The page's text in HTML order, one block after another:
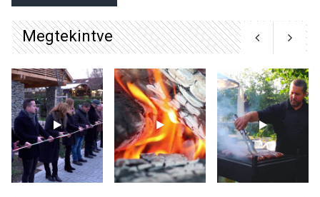
Bogdányban programokkal
teli búcsúhétvége lesz
KÖZÉLET
Megtekintve